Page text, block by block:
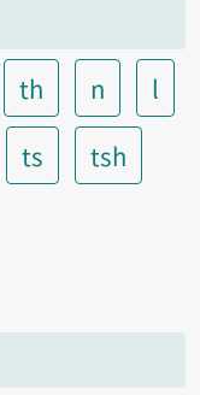
th n
l
ts
tsh